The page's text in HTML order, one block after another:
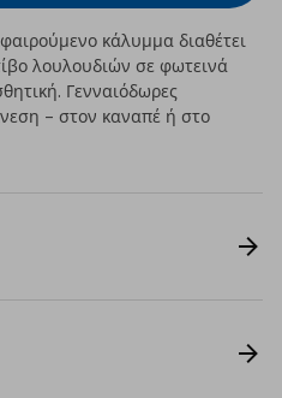
κάλυμμα διαθέτει
λουλουδιών σε φωτεινά
Γενναιόδωρες
– στον καναπέ ή στο